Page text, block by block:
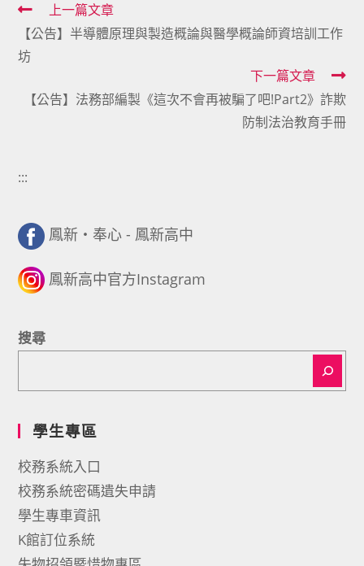
Read
more
articles
上一篇文章
【公告】半導體原理與製造概論與醫學概論師資培訓工作
坊
下一篇文章
【公告】法務部編製《這次不會再被騙了吧!Part2》詐欺
防制法治教育手冊
:::
鳳新・奉心 - 鳳新高中
鳳新高中官方Instagram
搜尋
學生專區
校務系統入口
校務系統密碼遺失申請
學生專車資訊
K館訂位系統